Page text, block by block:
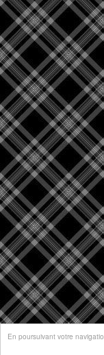
En poursuivant votre